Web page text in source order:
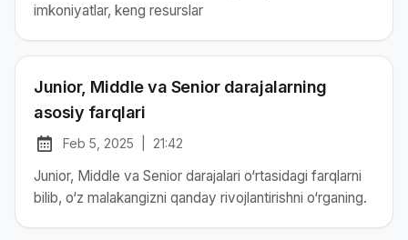
imkoniyatlar, keng resurslar
Junior, Middle va Senior darajalarning
asosiy farqlari
Chop etilgan:
Feb 5, 2025
at 21:42
Junior, Middle va Senior darajalari o‘rtasidagi farqlarni
bilib, o‘z malakangizni qanday rivojlantirishni o‘rganing.